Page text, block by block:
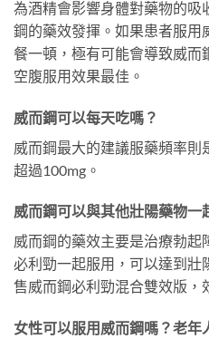
為酒精會影響身體對藥物的吸
鋼的藥效發揮。如果患者服用
餐一頓，極有可能會導致威
空腹服用效果最佳。
威而鋼可以每天吃嗎？
威而鋼最大的建議服藥頻率則
超過100mg。
威而鋼可以與其他壯陽藥物一
威而鋼的藥效主要是治療勃起
必利勁一起服用，可以達到壯
售威而鋼必利勁混合雙效版，
女性可以服用威而鋼嗎？老年